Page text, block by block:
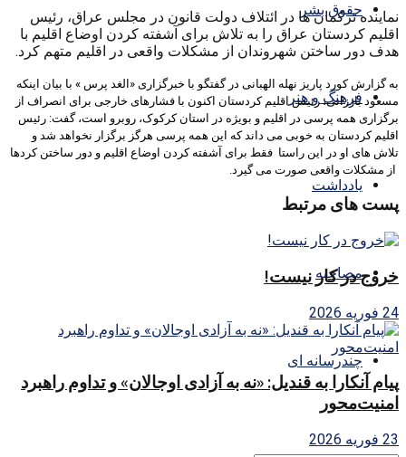
حقوق بشر
فرهنگ و هنر
یادداشت
مصاحبه
چندرسانه ای
نماینده ترکمان ها در ائتلاف دولت قانون در مجلس عراق، رئیس
اقلیم کردستان عراق را به تلاش برای آشفته کردن اوضاع اقلیم با
هدف دور ساختن شهروندان از مشکلات واقعی در اقلیم متهم کرد.
به گزارش کورد پاریز نهله الهبانی در گفتگو با خبرگزاری «الغد پرس » با بیان اینکه
مسعود بارزانی، رئیس اقلیم کردستان اکنون با فشارهای خارجی برای انصراف از
برگزاری همه پرسی در اقلیم و بویژه در استان کرکوک، روبرو است، گفت: رئیس
اقلیم کردستان به خوبی می داند که این همه پرسی هرگز برگزار نخواهد شد و
تلاش های او در این راستا فقط برای آشفته کردن اوضاع اقلیم و دور ساختن کردها
از مشکلات واقعی صورت می گیرد.
پست های مرتبط
خروج در کار نیست!
24 فوریه 2026
پیام آنکارا به قندیل: «نه به آزادی اوجالان» و تداوم راهبرد
امنیت‌محور
23 فوریه 2026